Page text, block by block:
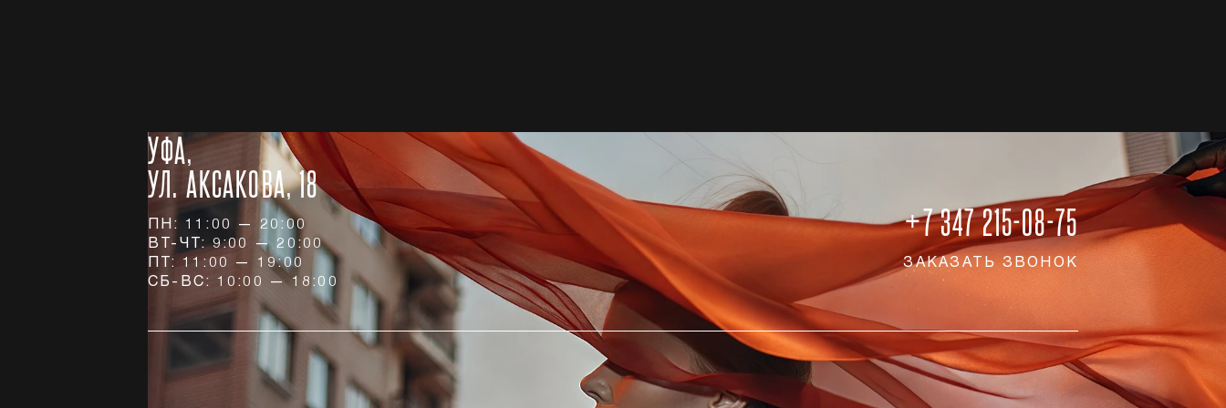
УФА,
УЛ. АКСАКОВА, 18
ПН: 11:00 — 20:00
ВТ-ЧТ: 9:00 — 20:00
ПТ: 11:00 — 19:00
СБ-ВС: 10:00 — 18:00
+7 347 215-08-75
ЗАКАЗАТЬ ЗВОНОК